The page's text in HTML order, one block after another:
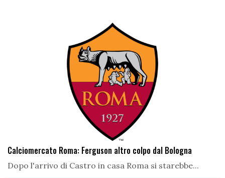
Calciomercato Roma: Ferguson altro colpo dal Bologna
Dopo l'arrivo di Castro in casa Roma si starebbe...